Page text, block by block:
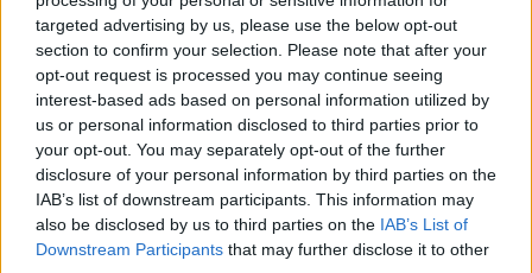
targeted advertising by us, please use the below opt-out
section to confirm your selection. Please note that after your
opt-out request is processed you may continue seeing
interest-based ads based on personal information utilized by
us or personal information disclosed to third parties prior to
your opt-out. You may separately opt-out of the further
disclosure of your personal information by third parties on the
IAB’s list of downstream participants. This information may
also be disclosed by us to third parties on the IAB’s List of
Downstream Participants that may further disclose it to other
Verstappen pártfogoltja, Norris reménye:
pénteki F1-es hírek